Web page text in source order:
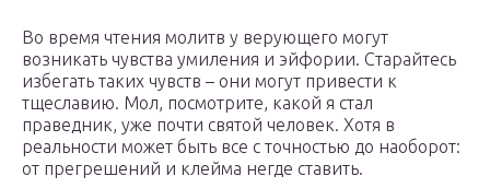
Во время чтения молитв у верующего могут
возникать чувства умиления и эйфории. Старайтесь
избегать таких чувств – они могут привести к
тщеславию. Мол, посмотрите, какой я стал
праведник, уже почти святой человек. Хотя в
реальности может быть все с точностью до наоборот:
от прегрешений и клейма негде ставить.